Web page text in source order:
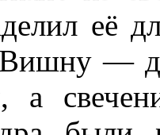
её
Вишну —
а